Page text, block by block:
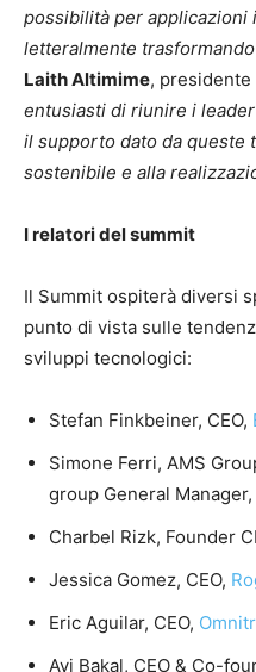
possibilità per applicazioni
letteralmente
Laith Altimime, presidente
entusiasti di riunire i
il supporto dato da queste
sostenibile e alla
I relatori del summit
Il Summit ospiterà diversi
punto di vista sulle
sviluppi tecnologici:
Stefan Finkbeiner, CEO,
Simone Ferri, AMS
group General Manager,
Charbel Rizk, Founder
Jessica Gomez, CEO,
Eric Aguilar, CEO,
Avi Bakal, CEO & Co-